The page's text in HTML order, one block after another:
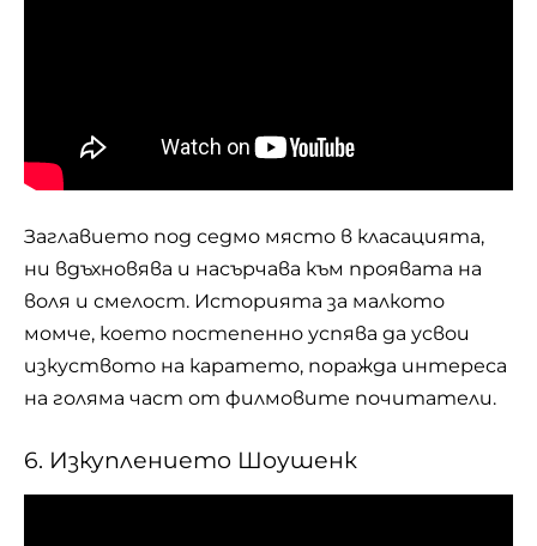
Заглавието под седмо място в класацията,
ни вдъхновява и насърчава към проявата на
воля и смелост. Историята за малкото
момче, което постепенно успява да усвои
изкуството на каратето, поражда интереса
на голяма част от филмовите почитатели.
6. Изкуплението Шоушенк